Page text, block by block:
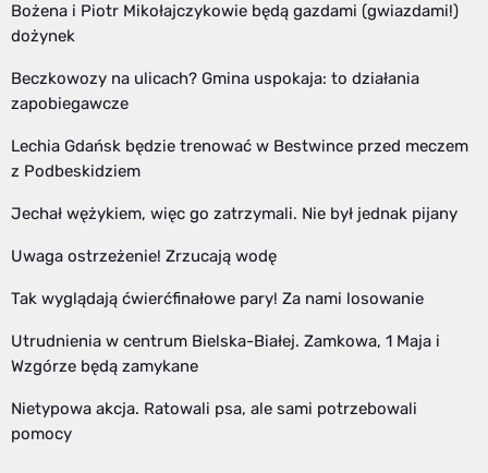
Bożena i Piotr Mikołajczykowie będą gazdami (gwiazdami!)
dożynek
Beczkowozy na ulicach? Gmina uspokaja: to działania
zapobiegawcze
Lechia Gdańsk będzie trenować w Bestwince przed meczem
z Podbeskidziem
Jechał wężykiem, więc go zatrzymali. Nie był jednak pijany
Uwaga ostrzeżenie! Zrzucają wodę
Tak wyglądają ćwierćfinałowe pary! Za nami losowanie
Utrudnienia w centrum Bielska-Białej. Zamkowa, 1 Maja i
Wzgórze będą zamykane
Nietypowa akcja. Ratowali psa, ale sami potrzebowali
pomocy